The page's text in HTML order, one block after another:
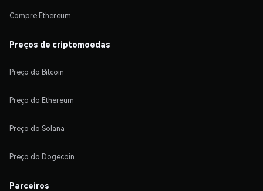
Compre Ethereum
Preços de criptomoedas
Preço do Bitcoin
Preço do Ethereum
Preço do Solana
Preço do Dogecoin
Parceiros